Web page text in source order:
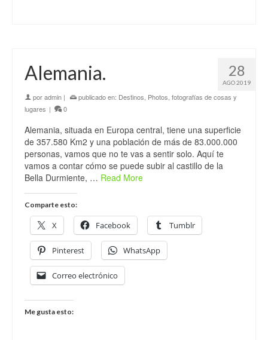
28
AGO 2019
Alemania.
poradmin | publicado en: Destinos Photos, fotografías de cosas y
lugares | 0
Alemania, situada en Europa central, tiene una superficie
de 357.580 Km2 y una población de más de 83.000.000
personas, vamos que no te vas a sentir solo. Aquí te
vamos a contar cómo se puede subir al castillo de la
Bella Durmiente, … Read More
Comparte esto:
X Facebook Tumblr
Pinterest WhatsApp
Correo electrónico
Me gusta esto: